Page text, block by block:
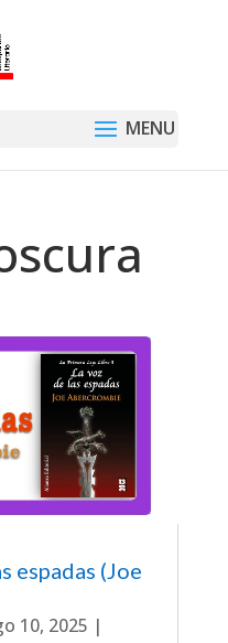
espadas (Joe
10, 2025 |